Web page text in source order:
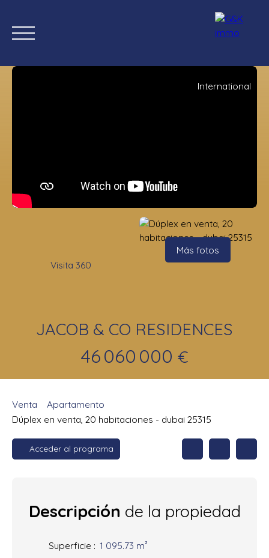
Comprar ahora Nuevas propiedades
Estimación
International
Visita 360
Más fotos
JACOB & CO RESIDENCES
46 060 000 €
Venta
Apartamento
Dúplex en venta, 20 habitaciones - dubai 25315
Acceder al programa
Descripción de la propiedad
Superficie : 1 095.73 m²